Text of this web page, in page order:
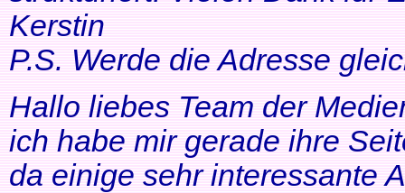
Kerstin
P.S. Werde die Adresse
Hallo liebes Team der
ich habe mir gerade ihre
da einige sehr interessante